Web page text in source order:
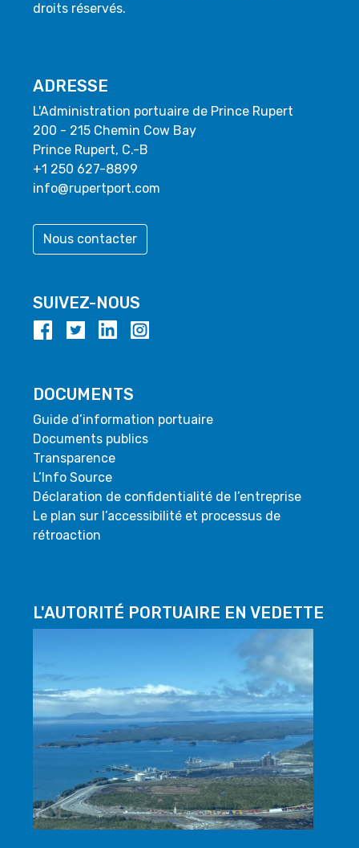
droits réservés.
ADRESSE
L'Administration portuaire de Prince Rupert
200 - 215 Chemin Cow Bay
Prince Rupert, C.-B
+1 250 627-8899
info@rupertport.com
Nous contacter
SUIVEZ-NOUS
DOCUMENTS
Guide d’information portuaire
Documents publics
Transparence
L’Info Source
Déclaration de confidentialité de l’entreprise
Le plan sur l’accessibilité et processus de
rétroaction
L'AUTORITÉ PORTUAIRE EN VEDETTE